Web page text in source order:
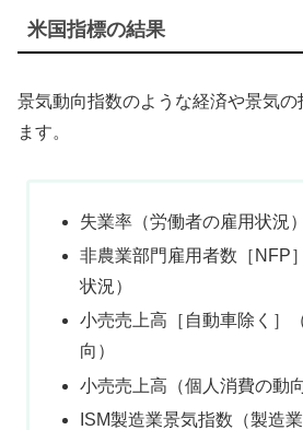
米国指標の結果
景気動向指数のような経済や景気の
ます。
失業率（労働者の雇用状況）
非農業部門雇用者数［NFP
状況）
小売売上高［自動車除く］
向）
小売売上高（個人消費の動向
ISM製造業景気指数（製造業